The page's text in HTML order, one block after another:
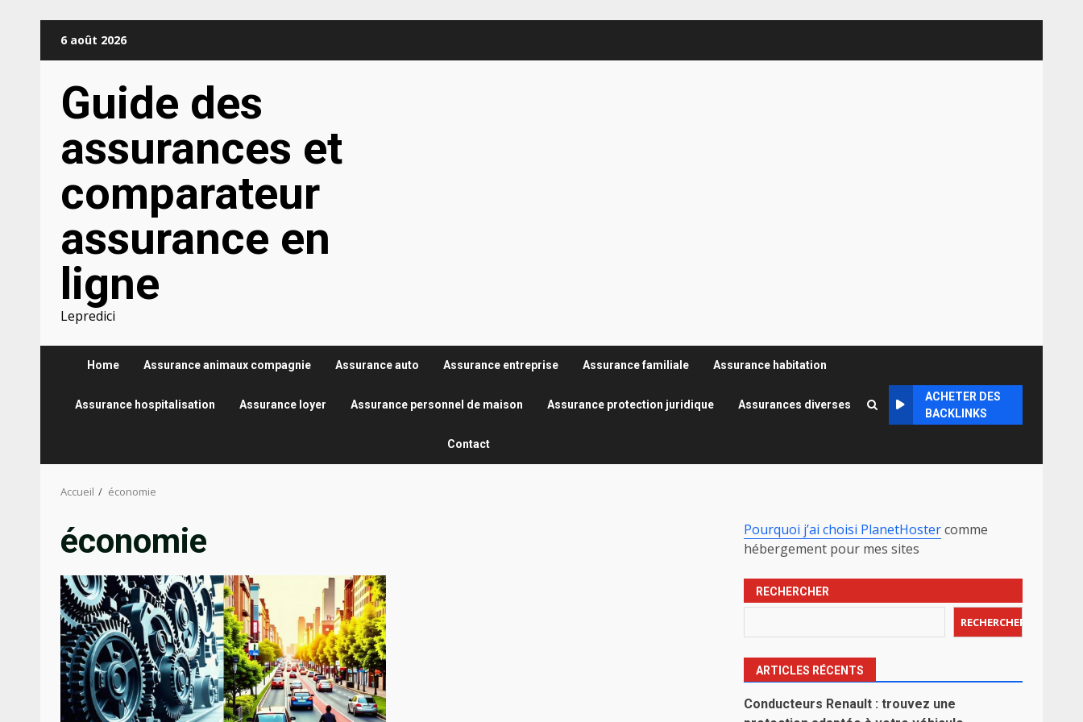
6 août 2026
Guide des
assurances et
comparateur
assurance en
ligne
Lepredici
Home Assurance animaux compagnie Assurance auto Assurance entreprise Assurance familiale Assurance habitation
Assurance hospitalisation Assurance loyer Assurance personnel de maison Assurance protection juridique Assurances diverses
Contact
ACHETER DES
BACKLINKS
Accueil économie
économie Pourquoi j’ai choisi PlanetHostercomme
hébergement pour mes sites
RECHERCHER
RECHERCHER
ARTICLES RÉCENTS
Conducteurs Renault : trouvez une